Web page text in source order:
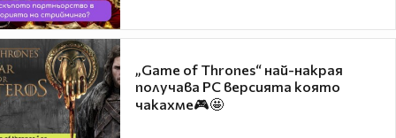
„Game of Thrones“ най-накрая
получава PC версията която
чакахме🎮🤩